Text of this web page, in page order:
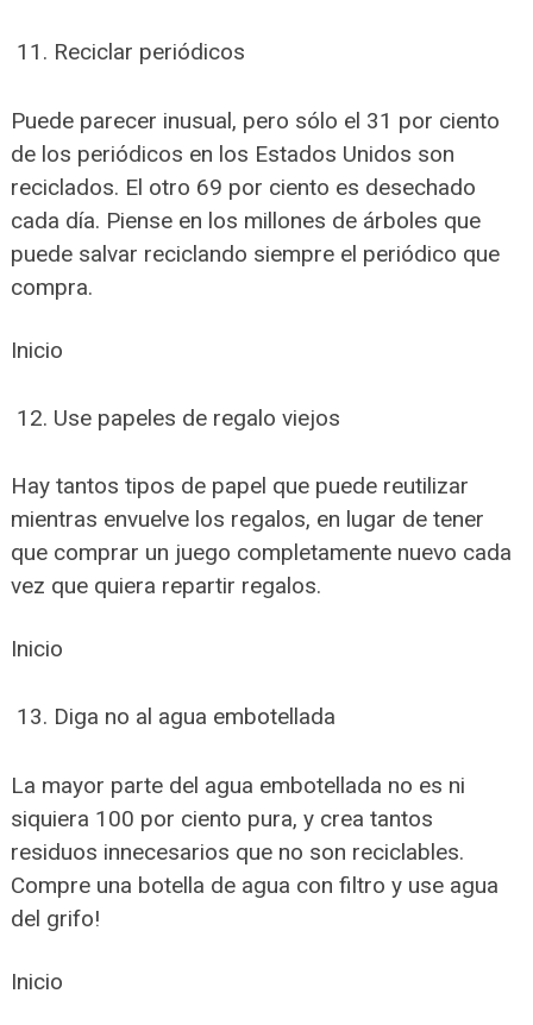
Reciclar periódicos
Puede parecer inusual, pero sólo el 31 por ciento
de los periódicos en los Estados Unidos son
reciclados. El otro 69 por ciento es desechado
cada día. Piense en los millones de árboles que
puede salvar reciclando siempre el periódico que
compra.
Inicio
Use papeles de regalo viejos
Hay tantos tipos de papel que puede reutilizar
mientras envuelve los regalos, en lugar de tener
que comprar un juego completamente nuevo cada
vez que quiera repartir regalos.
Inicio
Diga no al agua embotellada
La mayor parte del agua embotellada no es ni
siquiera 100 por ciento pura, y crea tantos
residuos innecesarios que no son reciclables.
Compre una botella de agua con filtro y use agua
del grifo!
Inicio